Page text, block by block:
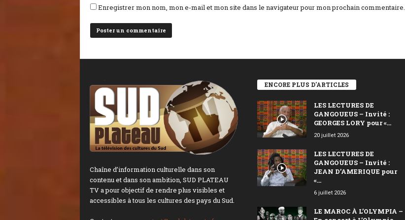
Enregistrer mon nom, mon e-mail et mon site dans le navigateur pour mon prochain commentaire.
Chaîne d’information culturelle dans son
contenu et dans son ambition, SUD PLATEAU
TV a pour objectif de rendre plus visibles et
accessibles à tous les cultures des pays du Sud.
ENCORE PLUS D'ARTICLES
LES LECTURES DE
GANGOUEUS – Invité :
GEORGES LORY pour «...
20 juillet 2026
LES LECTURES DE
GANGOUEUS – Invité :
JEAN D’AMERIQUE pour
«...
6 juillet 2026
LE MAROC À L’OLYMPIA –